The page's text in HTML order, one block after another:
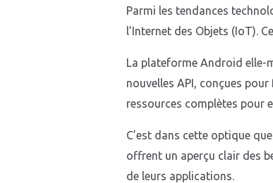
Parmi les tendances
l’Internet des Objets (IoT).
La plateforme Android elle-
nouvelles API, conçues
ressources complètes pour
C’est dans cette optique
offrent un aperçu clair des
de leurs applications.